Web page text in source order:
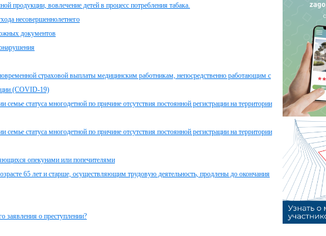
продукции, вовлечение детей в процесс потребления табака.
несовершеннолетнего
документов
страховой выплаты медицинским работникам, непосредственно работающим с
(COVID-19)
статуса многодетной по причине отсутствия постоянной регистрации на территории
статуса многодетной по причине отсутствия постоянной регистрации на территории
опекунами или попечителями
65 лет и старше, осуществляющим трудовую деятельность, продлены до окончания
заявления о преступлении?